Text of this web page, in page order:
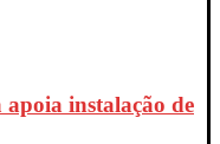
instalação de